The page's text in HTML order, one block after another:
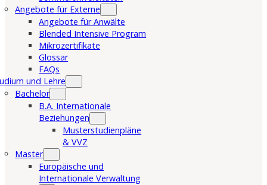
Angebote für Externe
Angebote für Anwälte
Blended Intensive Program
Mikrozertifikate
Glossar
FAQs
und Lehre
Bachelor
B.A. Internationale
Beziehungen
Musterstudienpläne
& VVZ
Master
Europäische und
Internationale Verwaltung